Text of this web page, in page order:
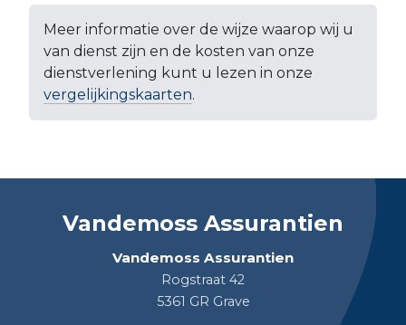
Meer informatie over de wijze waarop wij u
van dienst zijn en de kosten van onze
dienstverlening kunt u lezen in onze
vergelijkingskaarten.
Vandemoss Assurantien
Vandemoss Assurantien
Rogstraat 42
5361 GR Grave